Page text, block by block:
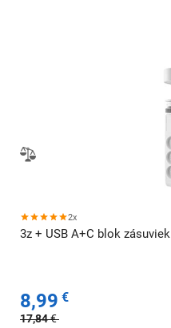
2x
3z + USB A+C blok
8,99 €
17,84€